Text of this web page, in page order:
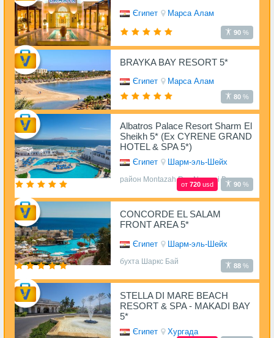
Єгипет Марса Алам
90 %
BRAYKA BAY RESORT 5*
Єгипет Марса Алам
80 %
Albatros Palace Resort Sharm El
Sheikh 5* (Ex CYRENE GRAND
HOTEL & SPA 5*)
Єгипет Шарм-эль-Шейх
район Montazah Ras Nasrani Bay
90 %
от720 usd
CONCORDE EL SALAM
FRONT AREA 5*
Єгипет Шарм-эль-Шейх
бухта Шаркс Бай
88 %
STELLA DI MARE BEACH
RESORT & SPA - MAKADI BAY
5*
Єгипет Хургада